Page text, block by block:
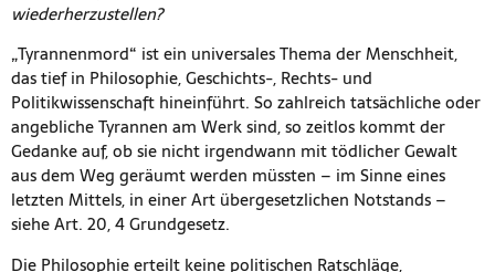
wiederherzustellen?
„Tyrannenmord“ ist ein universales Thema der Menschheit,
das tief in Philosophie, Geschichts-, Rechts- und
Politikwissenschaft hineinführt. So zahlreich tatsächliche oder
angebliche Tyrannen am Werk sind, so zeitlos kommt der
Gedanke auf, ob sie nicht irgendwann mit tödlicher Gewalt
aus dem Weg geräumt werden müssten – im Sinne eines
letzten Mittels, in einer Art übergesetzlichen Notstands –
siehe Art. 20, 4 Grundgesetz.
Die Philosophie erteilt keine politischen Ratschläge,